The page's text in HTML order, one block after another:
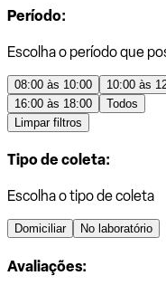
Período:
Escolha o período que
08:00 às 10:00 10:00 às
16:00 às 18:00
Todos
Limpar filtros
Tipo de coleta:
Escolha o tipo de coleta
Domiciliar No laboratório
Avaliações: